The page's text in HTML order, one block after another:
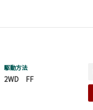
駆動方法
2WD FF